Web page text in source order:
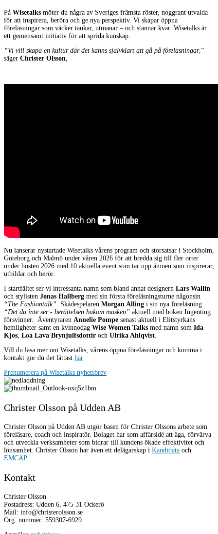
På Wisetalks möter du några av Sveriges främsta röster, noggrant utvalda
för att inspirera, beröra och ge nya perspektiv. Vi skapar öppna
föreläsningar som väcker tankar, utmanar – och stannar kvar. Wisetalks är
ett gemensamt initiativ för att sprida kunskap.
”Vi vill skapa en kultur där det känns självklart att gå på föreläsningar,”
säger Christer Olsson
Nu lanserar nystartade Wisetalks vårens program och storsatsar i Stockholm,
Göteborg och Malmö under våren 2026 för att bredda sig till fler orter
under hösten 2026 med 10 aktuella event som tar upp ämnen som inspirerar,
utbildar och berör.
I startfältet ser vi intressanta namn som bland annat designern Lars Wallin
och stylisten Jonas Hallberg med sin första föreläsningsturne någonsin
“The Fashiontalk” . Skådespelaren Morgan Alling i sin nya föreläsning
“Det du inte ser - berättelsen bakom masken” aktuell med boken Ingenting
försvinner.
Äventyraren Annelie Pompe senast aktuell i Elitstyrkans
hemligheter samt en kvinnodag Wise Women Talks med namn som Ida
Kjos Loa Lava Brynjulfsdottir och Ulrika Ahlqvist
Vill du läsa mer om Wisetalks, vårens öppna föreläsningar och komma i
kontakt gör du det lättast här
Prenumerera på Wisetalks nyhetsbrev
Christer Olsson på Udden AB
Christer Olsson på Udden AB utgör basen för Christer Olssons arbete som
föreläsare, coach och inspiratör. Bolaget har som affärsidé att äga, förvärva
och utveckla verksamheter som bidrar till kundens ökade effektivitet och
lönsamhet. Christer Olsson har även ett delägarskap i Kandidata och
EMCAP.
Kontakt
Christer Olsson
Postadress: Udden 6, 475 31 Öckerö
Mail: info@christerolsson.se
Org. nummer: 559307-6929